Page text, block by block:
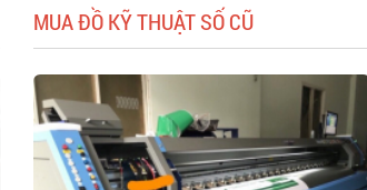
MUA ĐỒ KỸ THUẬT SỐ CŨ